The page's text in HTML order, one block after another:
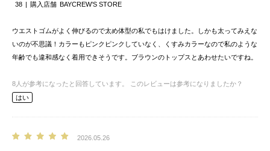
38
購入店舗 BAYCREW’S STORE
ウエストゴムがよく伸びるので太め体型の私でもはけました。しかも太ってみえな
いのが不思議！カラーもピンクピンクしていなく、くすみカラーなので私のような
年齢でも違和感なく着用できそうです。ブラウンのトップスとあわせたいですね。
8 人が参考になったと回答しています。
このレビューは参考になりましたか？
はい
2026.05.26